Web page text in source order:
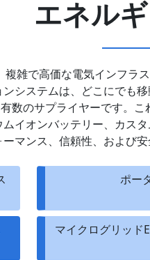
エネル
雑で高価な電気インフ
システムは、どこにでも
有数のサプライヤーです
イオンバッテリー、カス
マンス、信頼性、および安
ポー
マイクログリッド